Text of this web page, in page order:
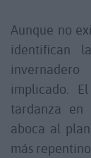
Aunque no
identifican
implicado.
tardanza en
aboca al
más